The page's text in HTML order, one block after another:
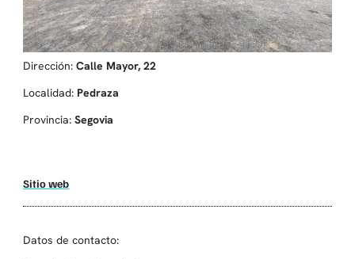
Dirección: Calle Mayor, 22
Localidad: Pedraza
Provincia: Segovia
Sitio web
Datos de contacto: